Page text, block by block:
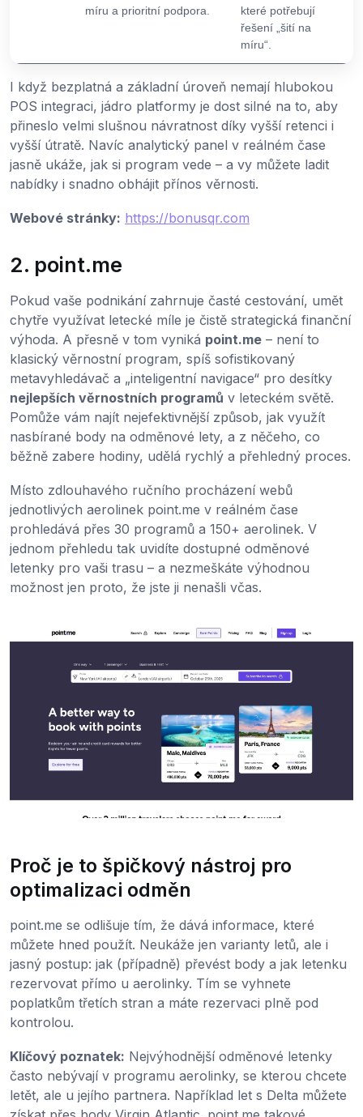
míru a prioritní podpora.
které potřebují
řešení „šití na
míru“.
I když bezplatná a základní úroveň nemají hlubokou
POS integraci, jádro platformy je dost silné na to, aby
přineslo velmi slušnou návratnost díky vyšší retenci i
vyšší útratě. Navíc analytický panel v reálném čase
jasně ukáže, jak si program vede – a vy můžete ladit
nabídky i snadno obhájit přínos věrnosti.
Webové stránky: https://bonusqr.com
2. point.me
Pokud vaše podnikání zahrnuje časté cestování, umět
chytře využívat letecké míle je čistě strategická finanční
výhoda. A přesně v tom vyniká point.me – není to
klasický věrnostní program, spíš sofistikovaný
metavyhledávač a „inteligentní navigace“ pro desítky
nejlepších věrnostních programů v leteckém světě.
Pomůže vám najít nejefektivnější způsob, jak využít
nasbírané body na odměnové lety, a z něčeho, co
běžně zabere hodiny, udělá rychlý a přehledný proces.
Místo zdlouhavého ručního procházení webů
jednotlivých aerolinek point.me v reálném čase
prohledává přes 30 programů a 150+ aerolinek. V
jednom přehledu tak uvidíte dostupné odměnové
letenky pro vaši trasu – a nezmeškáte výhodnou
možnost jen proto, že jste ji nenašli včas.
Proč je to špičkový nástroj pro
optimalizaci odměn
point.me se odlišuje tím, že dává informace, které
můžete hned použít. Neukáže jen varianty letů, ale i
jasný postup: jak (případně) převést body a jak letenku
rezervovat přímo u aerolinky. Tím se vyhnete
poplatkům třetích stran a máte rezervaci plně pod
kontrolou.
Klíčový poznatek: Nejvýhodnější odměnové letenky
často nebývají v programu aerolinky, se kterou chcete
letět, ale u jejího partnera. Například let s Delta můžete